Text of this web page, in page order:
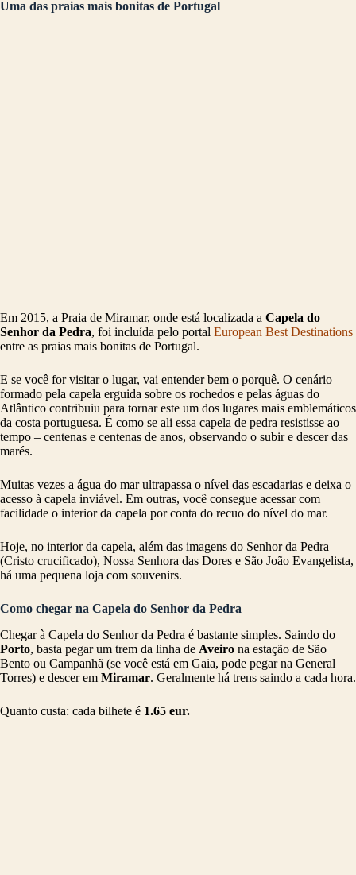
Uma das praias mais bonitas de Portugal
Em 2015, a Praia de Miramar, onde está localizada a Capela do
Senhor da Pedra, foi incluída pelo portal European Best Destinations
entre as praias mais bonitas de Portugal.
E se você for visitar o lugar, vai entender bem o porquê. O cenário
formado pela capela erguida sobre os rochedos e pelas águas do
Atlântico contribuiu para tornar este um dos lugares mais emblemáticos
da costa portuguesa. É como se ali essa capela de pedra resistisse ao
tempo – centenas e centenas de anos, observando o subir e descer das
marés.
Muitas vezes a água do mar ultrapassa o nível das escadarias e deixa o
acesso à capela inviável. Em outras, você consegue acessar com
facilidade o interior da capela por conta do recuo do nível do mar.
Hoje, no interior da capela, além das imagens do Senhor da Pedra
(Cristo crucificado), Nossa Senhora das Dores e São João Evangelista,
há uma pequena loja com souvenirs.
Como chegar na Capela do Senhor da Pedra
Chegar à Capela do Senhor da Pedra é bastante simples. Saindo do
Porto, basta pegar um trem da linha de Aveiro na estação de São
Bento ou Campanhã (se você está em Gaia, pode pegar na General
Torres) e descer em Miramar. Geralmente há trens saindo a cada hora.
Quanto custa: cada bilhete é 1.65 eur.